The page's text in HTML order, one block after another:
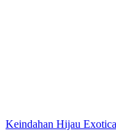
Keindahan Hijau